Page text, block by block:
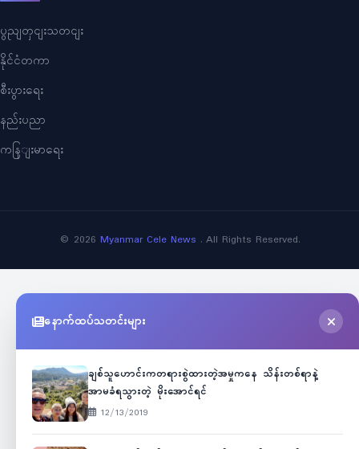
ပွညျတှငျးသတငျး
နိုင်ငံတကာ
စီးပွားရေး
နည်းပညာ
ကနြျးမာရေး
© 2026 Myanmar Cele News . All Rights Reserved.
နောက်ထပ်သတင်းများ
ချစ်သူဟောင်းကတရားစွဲထားတဲ့အမှုကနေ သိန်းတစ်ရာနဲ့
အာမခံရသွားတဲ့ မိုးအောင်ရင်
12/13/2019